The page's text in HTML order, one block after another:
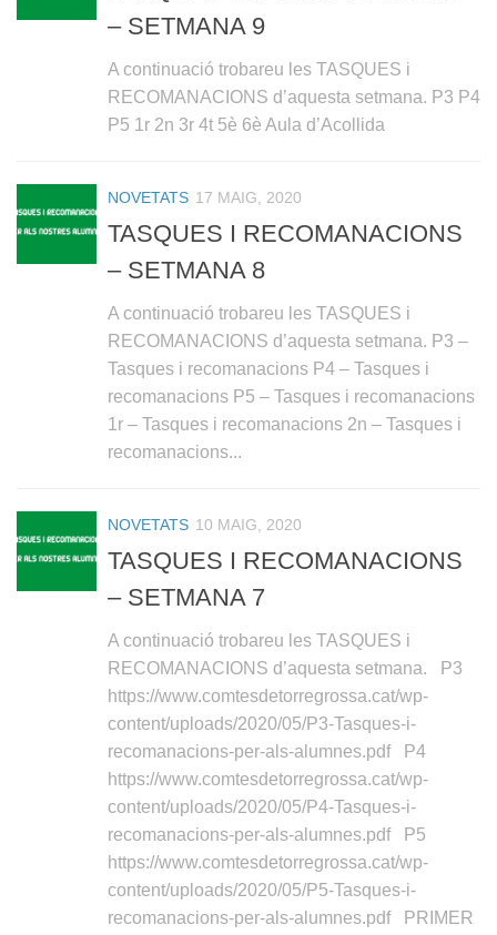
– SETMANA 9
A continuació trobareu les TASQUES i
RECOMANACIONS d’aquesta setmana. P3 P4
P5 1r 2n 3r 4t 5è 6è Aula d’Acollida
NOVETATS 17 MAIG, 2020
TASQUES I RECOMANACIONS
– SETMANA 8
A continuació trobareu les TASQUES i
RECOMANACIONS d’aquesta setmana. P3 –
Tasques i recomanacions P4 – Tasques i
recomanacions P5 – Tasques i recomanacions
1r – Tasques i recomanacions 2n – Tasques i
recomanacions...
NOVETATS 10 MAIG, 2020
TASQUES I RECOMANACIONS
– SETMANA 7
A continuació trobareu les TASQUES i
RECOMANACIONS d’aquesta setmana. P3
https://www.comtesdetorregrossa.cat/wp-
content/uploads/2020/05/P3-Tasques-i-
recomanacions-per-als-alumnes.pdf P4
https://www.comtesdetorregrossa.cat/wp-
content/uploads/2020/05/P4-Tasques-i-
recomanacions-per-als-alumnes.pdf P5
https://www.comtesdetorregrossa.cat/wp-
content/uploads/2020/05/P5-Tasques-i-
recomanacions-per-als-alumnes.pdf PRIMER